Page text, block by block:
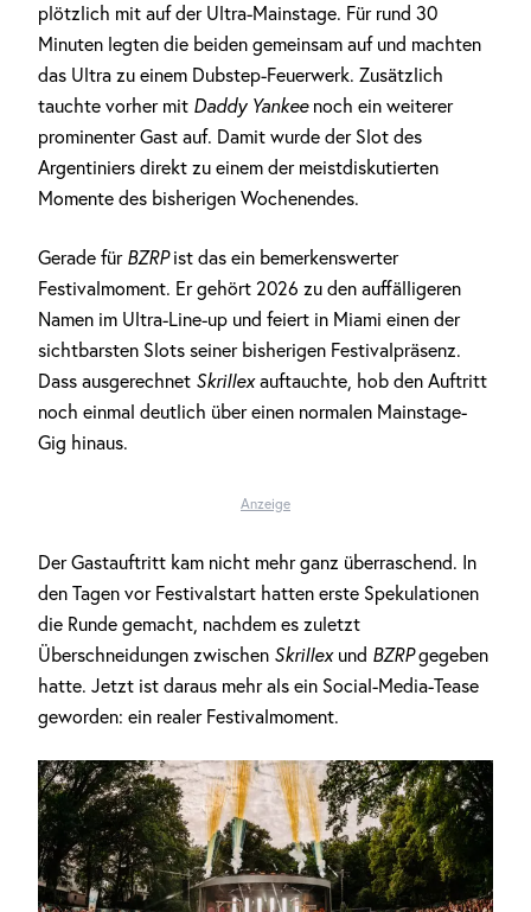
plötzlich mit auf der Ultra-Mainstage. Für rund 30
Minuten legten die beiden gemeinsam auf und machten
das Ultra zu einem Dubstep-Feuerwerk. Zusätzlich
tauchte vorher mit Daddy Yankee noch ein weiterer
prominenter Gast auf. Damit wurde der Slot des
Argentiniers direkt zu einem der meistdiskutierten
Momente des bisherigen Wochenendes.
Gerade für BZRPist das ein bemerkenswerter
Festivalmoment. Er gehört 2026 zu den auffälligeren
Namen im Ultra-Line-up und feiert in Miami einen der
sichtbarsten Slots seiner bisherigen Festivalpräsenz.
Dass ausgerechnet Skrillexauftauchte, hob den Auftritt
noch einmal deutlich über einen normalen Mainstage-
Gig hinaus.
Anzeige
Der Gastauftritt kam nicht mehr ganz überraschend. In
den Tagen vor Festivalstart hatten erste Spekulationen
die Runde gemacht, nachdem es zuletzt
Überschneidungen zwischen Skrillexund BZRPgegeben
hatte. Jetzt ist daraus mehr als ein Social-Media-Tease
geworden: ein realer Festivalmoment.